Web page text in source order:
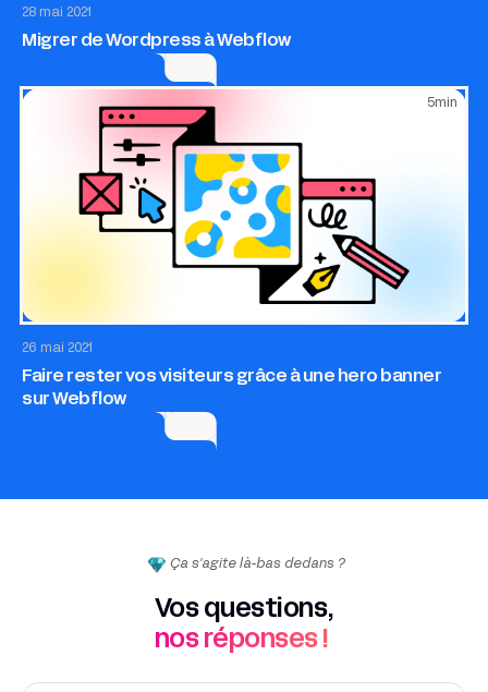
28 mai 2021
Migrer de Wordpress à Webflow
26 mai 2021
Faire rester vos visiteurs grâce à une hero banner
sur Webflow
5 min
Ça s'agite là-bas dedans ?
Vos questions,
nos réponses !